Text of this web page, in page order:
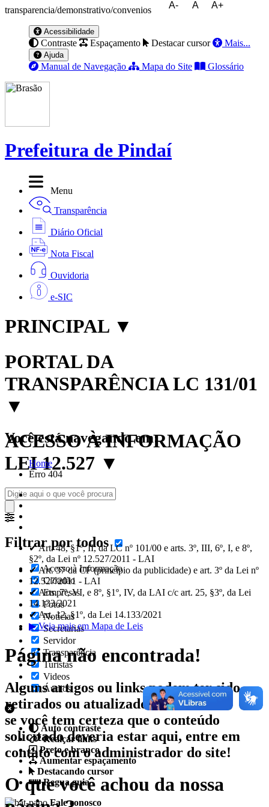
transparencia/demonstrativo/convenios A- A A+
Acessibilidade
Contraste Espaçamento Destacar cursor Mais...
Ajuda
Manual de Navegação Mapa do Site Glossário
Prefeitura de Pindaí
Menu
Transparência
Diário Oficial
Nota Fiscal
Ouvidoria
e-SIC
PRINCIPAL ▼
PORTAL DA
TRANSPARÊNCIA LC 131/01
▼
ACESSO À INFORMAÇÃO
LEI 12.527 ▼
Filtrar por todos
Acesso à Informação
Cidadão
Empresas
Fotos
Notícias
Secretarias
Servidor
Transparência
Turistas
Videos
Áudios
Auto contraste
Realçar links
Preto e branco
Aumentar espaçamento
Destacando cursor
Regua guia
Fale conosco
Você está navegando em:
Home
Erro 404
✔ Art. 48, §1º, II, da LC nº 101/00 e arts. 3º, III, 6º, I, e 8º,
§2º, da Lei nº 12.527/2011 - LAI
✔ Art. 37 da CF (princípio da publicidade) e art. 3º da Lei nº
12.527/2011 - LAI
✔ Arts. 7º, VI, e 8º, §1º, IV, da LAI c/c art. 25, §3º, da Lei
14.133/2021
✔ Art. 12, §1º, da Lei 14.133/2021
▶ Veja mais em Mapa de Leis
Página não encontrada!
Alguns artigos ou links podem ter sido
retirados ou atualizados.
se você tem certeza que o conteúdo
solicitado deveria estar aqui, entre em
contato com o administrador do site!
O que você achou da nossa